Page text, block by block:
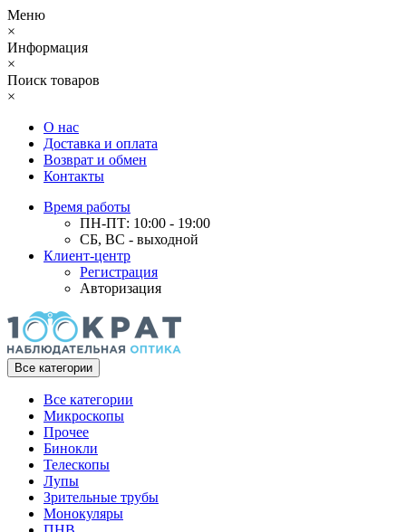
Меню
×
Информация
×
Поиск товаров
×
О нас
Доставка и оплата
Возврат и обмен
Контакты
Время работы
ПН-ПТ: 10:00 - 19:00
СБ, ВС - выходной
Клиент-центр
Регистрация
Авторизация
Все категории
Все категории
Микроскопы
Прочее
Бинокли
Телескопы
Лупы
Зрительные трубы
Монокуляры